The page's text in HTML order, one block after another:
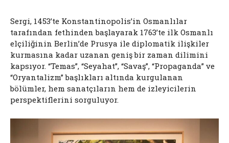
Sergi, 1453’te Konstantinopolis’in Osmanlılar
tarafından fethinden başlayarak 1763’te ilk Osmanlı
elçiliğinin Berlin’de Prusya ile diplomatik ilişkiler
kurmasına kadar uzanan geniş bir zaman dilimini
kapsıyor. “Temas”, “Seyahat”, “Savaş”, “Propaganda” ve
“Oryantalizm” başlıkları altında kurgulanan
bölümler, hem sanatçıların hem de izleyicilerin
perspektiflerini sorguluyor.